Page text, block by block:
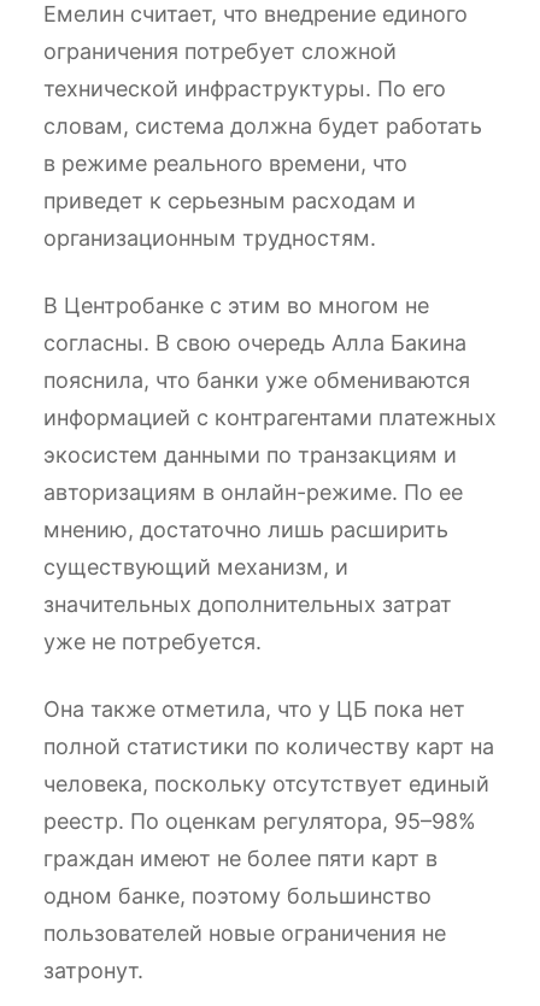
Емелин считает, что внедрение единого
ограничения потребует сложной
технической инфраструктуры. По его
словам, система должна будет работать
в режиме реального времени, что
приведет к серьезным расходам и
организационным трудностям.
В Центробанке с этим во многом не
согласны. В свою очередь Алла Бакина
пояснила, что банки уже обмениваются
информацией с контрагентами платежных
экосистем данными по транзакциям и
авторизациям в онлайн-режиме. По ее
мнению, достаточно лишь расширить
существующий механизм, и
значительных дополнительных затрат
уже не потребуется.
Она также отметила, что у ЦБ пока нет
полной статистики по количеству карт на
человека, поскольку отсутствует единый
реестр. По оценкам регулятора, 95–98%
граждан имеют не более пяти карт в
одном банке, поэтому большинство
пользователей новые ограничения не
затронут.